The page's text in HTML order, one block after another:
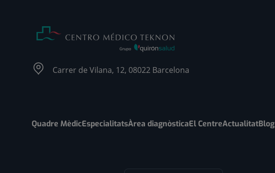
Carrer de Vilana, 12, 08022 Barcelona
Quadre MèdicEspecialitatsÀrea diagnòsticaEl CentreActualitatBlog